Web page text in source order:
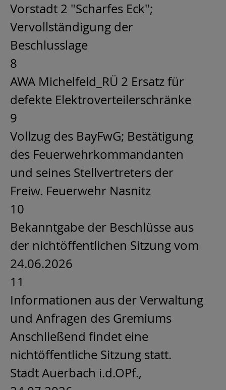
Vorstadt 2 "Scharfes Eck";
Vervollständigung der
Beschlusslage
8
AWA Michelfeld_RÜ 2 Ersatz für
defekte Elektroverteilerschränke
9
Vollzug des BayFwG; Bestätigung
des Feuerwehrkommandanten
und seines Stellvertreters der
Freiw. Feuerwehr Nasnitz
10
Bekanntgabe der Beschlüsse aus
der nichtöffentlichen Sitzung vom
24.06.2026
11
Informationen aus der Verwaltung
und Anfragen des Gremiums
Anschließend findet eine
nichtöffentliche Sitzung statt.
Stadt Auerbach i.d.OPf.,